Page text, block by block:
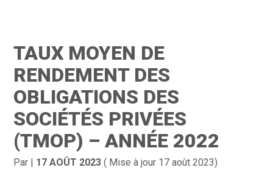
Gestion au quotidien
Pilotage d’entreprise
Entreprise en difficultés
Compta
Juridique
Documents
Dématérialisation / collecte
TAUX MOYEN DE
RENDEMENT DES
OBLIGATIONS DES
SOCIÉTÉS PRIVÉES
(TMOP) – ANNÉE 2022
Par | 17 AOÛT 2023 ( Mise à jour 17 août 2023)